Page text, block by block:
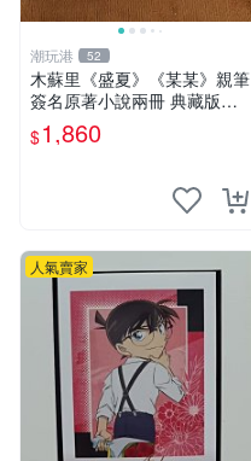
潮玩港 52
木蘇里《盛夏》《某某》親筆
簽名原著小說兩冊 典藏版裝
刷邊 盛夏 某某 小說
$1,860
人氣賣家